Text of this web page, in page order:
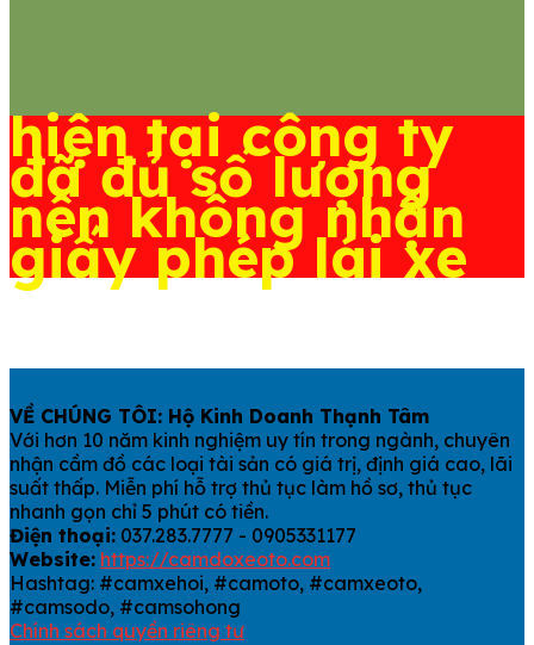
hiện tại công ty
đã đủ số lượng
nên không nhận
giấy phép lái xe
VỀ CHÚNG TÔI: Hộ Kinh Doanh Thạnh Tâm
Với hơn 10 năm kinh nghiệm uy tín trong ngành, chuyên
nhận cầm đồ các loại tài sản có giá trị, định giá cao, lãi
suất thấp. Miễn phí hỗ trợ thủ tục làm hồ sơ, thủ tục
nhanh gọn chỉ 5 phút có tiền.
Điện thoại: 037.283.7777 - 0905331177
Website: https://camdoxeoto.com
Hashtag: #camxehoi, #camoto, #camxeoto,
#camsodo, #camsohong
Chính sách quyền riêng tư